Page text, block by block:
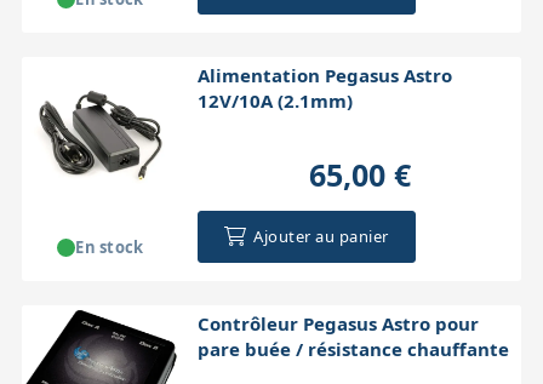
Alimentation Pegasus Astro
12V/10A (2.1mm)
65,00 €
Ajouter au panier
En stock
Contrôleur Pegasus Astro pour
pare buée / résistance chauffante